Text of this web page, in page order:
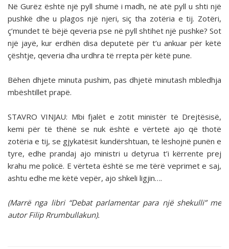
Në Gurëz është një pyll shumë i madh, në atë pyll u shti një
pushkë dhe u plagos një njeri, siç tha zotëria e tij. Zotëri,
ç’mundet të bëjë qeveria pse në pyll shtihet një pushke? Sot
një jayë, kur erdhën disa deputetë për t’u ankuar për këtë
çështje, qeveria dha urdhra të rrepta për këtë pune.
Bëhen dhjete minuta pushim, pas dhjetë minutash mbledhja
mbështillet prapë.
STAVRO VINJAU: Mbi fjalët e zotit ministër të Dre­jtësisë,
kemi për të thënë se nuk është e vërtetë ajo që thotë
zotëria e tij, se gjykatësit kundërshtuan, të lëshojnë punën e
tyre, edhe prandaj ajo ministri u detyrua t’i kërrente prej
krahu me policë. E vërteta është se me tërë veprimet e saj,
ashtu edhe me këtë vepër, ajo shkeli ligjin….
(Marrë nga libri “Debat parlamentar para një shekulli” me
autor Filip Rrumbullakun).